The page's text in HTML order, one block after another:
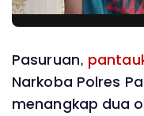
Pasuruan,
Narkoba Polres
menangkap dua